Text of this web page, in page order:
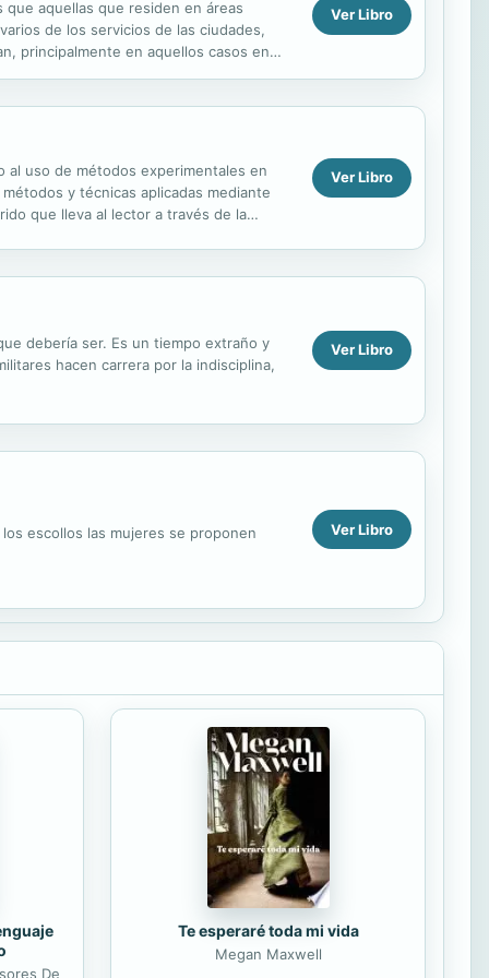
aquellas que residen en áreas
de los servicios de las ciudades,
principalmente en aquellos casos en
Ver Libro
uso de métodos experimentales en
y técnicas aplicadas mediante
que lleva al lector a través de la
Ver Libro
debería ser. Es un tiempo extraño y
hacen carrera por la indisciplina,
Ver Libro
escollos las mujeres se proponen Ver Libro
De
Te esperaré toda mi vida
Megan Maxwell